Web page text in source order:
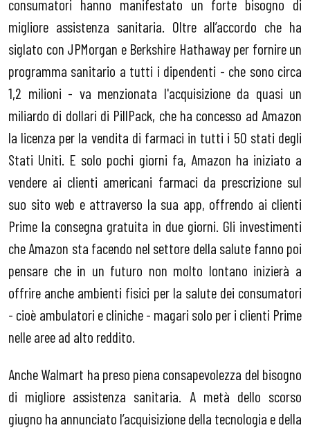
consumatori hanno manifestato un forte bisogno di
migliore assistenza sanitaria. Oltre all’accordo che ha
siglato con JPMorgan e Berkshire Hathaway per fornire un
programma sanitario a tutti i dipendenti - che sono circa
1,2 milioni - va menzionata l'acquisizione da quasi un
miliardo di dollari di PillPack, che ha concesso ad Amazon
la licenza per la vendita di farmaci in tutti i 50 stati degli
Stati Uniti. E solo pochi giorni fa, Amazon ha iniziato a
vendere ai clienti americani farmaci da prescrizione sul
suo sito web e attraverso la sua app, offrendo ai clienti
Prime la consegna gratuita in due giorni. Gli investimenti
che Amazon sta facendo nel settore della salute fanno poi
pensare che in un futuro non molto lontano inizierà a
offrire anche ambienti fisici per la salute dei consumatori
- cioè ambulatori e cliniche - magari solo per i clienti Prime
nelle aree ad alto reddito.
Anche Walmart ha preso piena consapevolezza del bisogno
di migliore assistenza sanitaria. A metà dello scorso
giugno ha annunciato l’acquisizione della tecnologia e della